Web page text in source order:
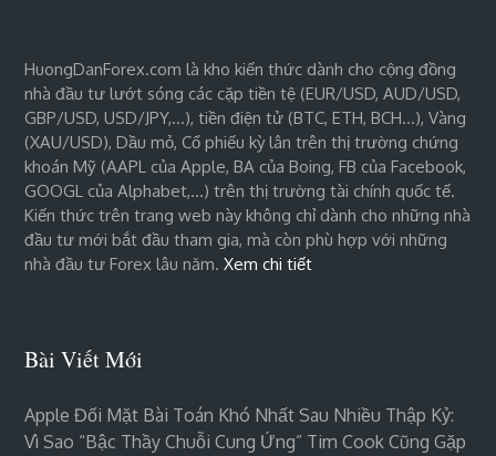
HuongDanForex.com là kho kiến thức dành cho cộng đồng
nhà đầu tư lướt sóng các cặp tiền tệ (EUR/USD, AUD/USD,
GBP/USD, USD/JPY,…), tiền điện tử (BTC, ETH, BCH…), Vàng
(XAU/USD), Dầu mỏ, Cổ phiếu kỳ lân trên thị trường chứng
khoán Mỹ (AAPL của Apple, BA của Boing, FB của Facebook,
GOOGL của Alphabet,…) trên thị trường tài chính quốc tế.
Kiến thức trên trang web này không chỉ dành cho những nhà
đầu tư mới bắt đầu tham gia, mà còn phù hợp với những
nhà đầu tư Forex lâu năm.Xem chi tiết
Bài Viết Mới
Apple Đối Mặt Bài Toán Khó Nhất Sau Nhiều Thập Kỷ:
Vì Sao “bậc Thầy Chuỗi Cung Ứng” Tim Cook Cũng Gặp